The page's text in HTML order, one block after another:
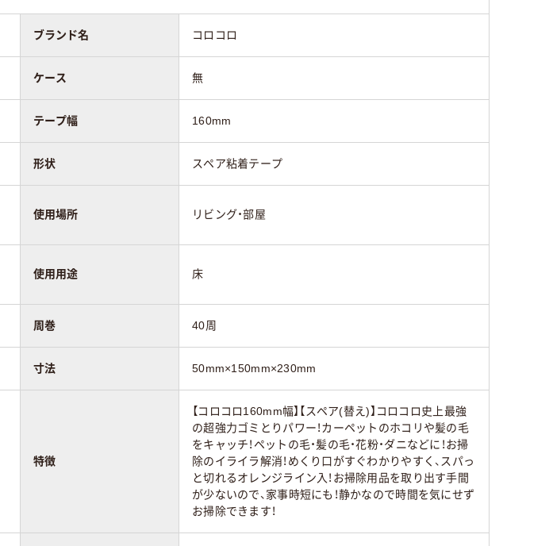
ブランド名 コロコロ
ケース 無
テープ幅 160mm
形状 スペア粘着テープ
使用場所 リビング・部屋
使用用途 床
周巻 40周
寸法 50mm×150mm×230mm
特徴
【コロコロ160mm幅】【スペア(替え)】コロコロ史上最強
の超強力ゴミとりパワー！カーペットのホコリや髪の毛
をキャッチ！ペットの毛・髪の毛・花粉・ダニなどに！お掃
除のイライラ解消！めくり口がすぐわかりやすく、スパっ
と切れるオレンジライン入！お掃除用品を取り出す手間
が少ないので、家事時短にも！静かなので時間を気にせず
お掃除できます！